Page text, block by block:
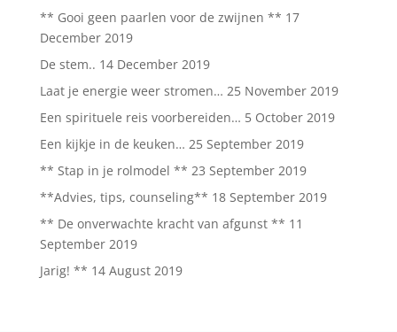
** Gooi geen paarlen voor de zwijnen ** 17
December 2019
De stem.. 14 December 2019
Laat je energie weer stromen… 25 November 2019
Een spirituele reis voorbereiden… 5 October 2019
Een kijkje in de keuken… 25 September 2019
** Stap in je rolmodel ** 23 September 2019
**Advies, tips, counseling** 18 September 2019
** De onverwachte kracht van afgunst ** 11
September 2019
Jarig! ** 14 August 2019